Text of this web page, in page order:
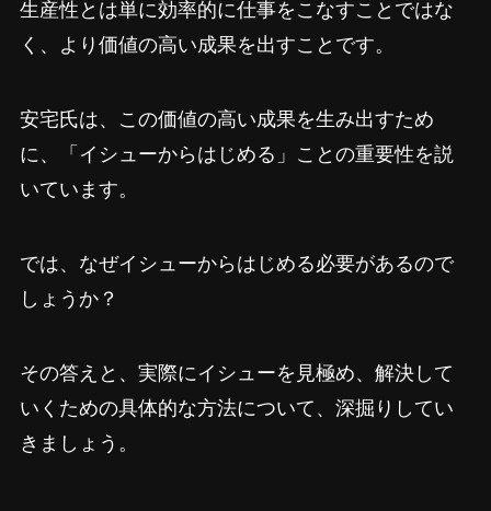
生産性とは単に効率的に仕事をこなすことではな
く、より価値の高い成果を出すことです。
安宅氏は、この価値の高い成果を生み出すため
に、「イシューからはじめる」ことの重要性を説
いています。
では、なぜイシューからはじめる必要があるので
しょうか？
その答えと、実際にイシューを見極め、解決して
いくための具体的な方法について、深掘りしてい
きましょう。